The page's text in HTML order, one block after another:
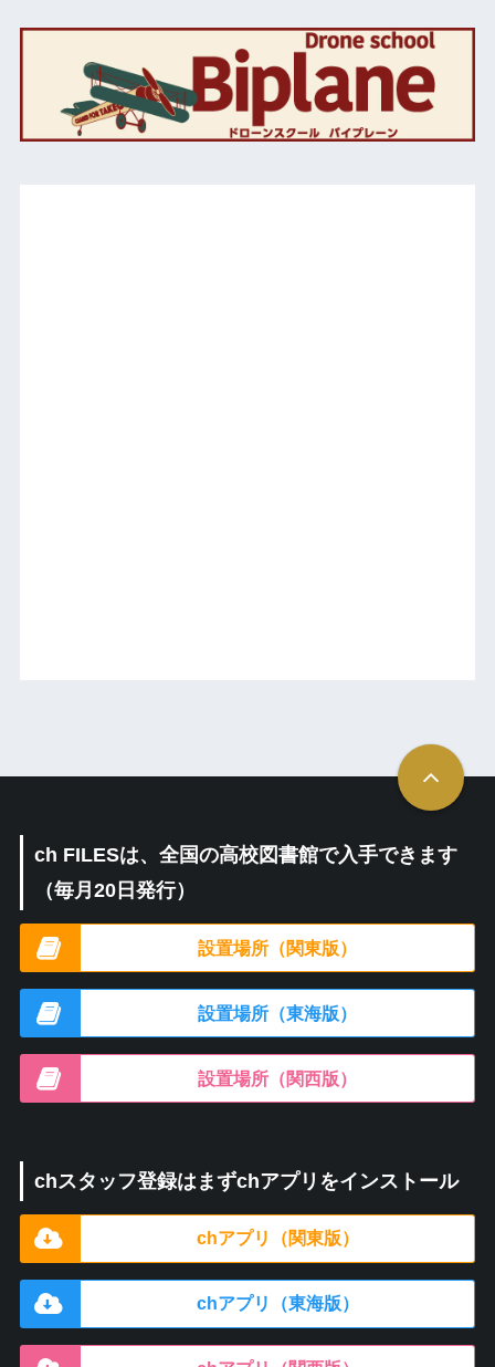
ch FILESは、全国の高校図書館で入手できます
（毎月20日発行）
設置場所（関東版）
設置場所（東海版）
設置場所（関西版）
chスタッフ登録はまずchアプリをインストール
chアプリ（関東版）
chアプリ（東海版）